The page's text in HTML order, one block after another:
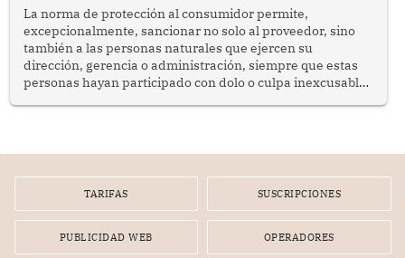
La norma de protección al consumidor permite,
excepcionalmente, sancionar no solo al proveedor, sino
también a las personas naturales que ejercen su
dirección, gerencia o administración, siempre que estas
personas hayan participado con dolo o culpa inexcusable
por la frustrada realización de un meet and greet con
TARIFAS SUSCRIPCIONES
PUBLICIDAD WEB OPERADORES